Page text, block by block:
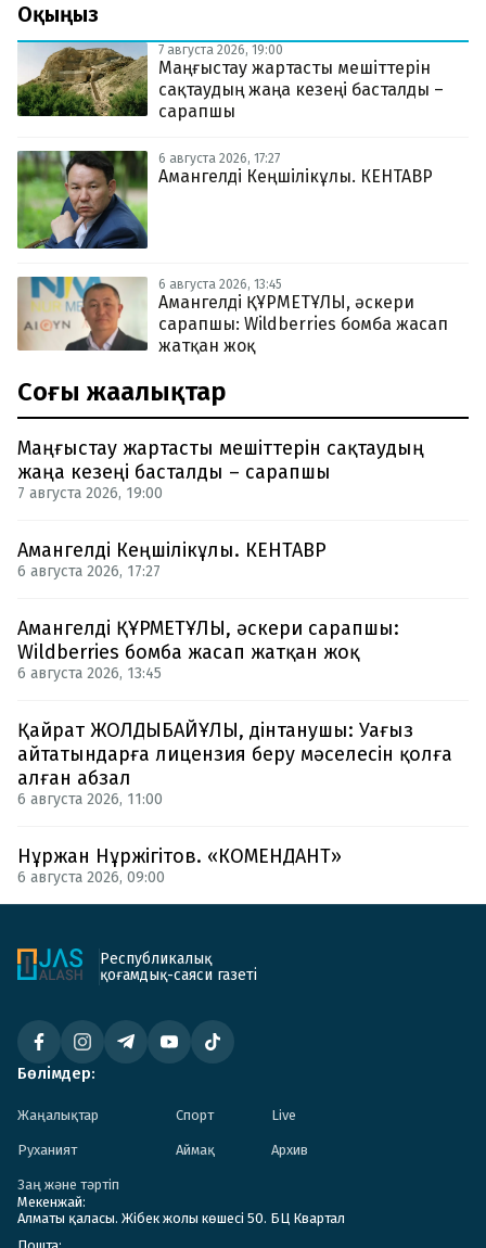
Оқыңыз
7 августа 2026, 19:00
Маңғыстау жартасты мешіттерін
сақтаудың жаңа кезеңі басталды –
сарапшы
6 августа 2026, 17:27
Амангелді Кеңшілікұлы. КЕНТАВР
6 августа 2026, 13:45
Амангелді ҚҰРМЕТҰЛЫ, әскери
сарапшы: Wildberries бомба жасап
жатқан жоқ
Соңғы жаңалықтар
Маңғыстау жартасты мешіттерін сақтаудың
жаңа кезеңі басталды – сарапшы
7 августа 2026, 19:00
Амангелді Кеңшілікұлы. КЕНТАВР
6 августа 2026, 17:27
Амангелді ҚҰРМЕТҰЛЫ, әскери сарапшы:
Wildberries бомба жасап жатқан жоқ
6 августа 2026, 13:45
Қайрат ЖОЛДЫБАЙҰЛЫ, дінтанушы: Уағыз
айтатындарға лицензия беру мәселесін қолға
алған абзал
6 августа 2026, 11:00
Нұржан Нұржігітов. «КОМЕНДАНТ»
6 августа 2026, 09:00
Республикалық
қоғамдық-саяси газеті
Бөлімдер:
Жаңалықтар Спорт Live
Руханият Аймақ Архив
Заң және тәртіп
Мекенжай:
Алматы қаласы. Жібек жолы көшесі 50. БЦ Квартал